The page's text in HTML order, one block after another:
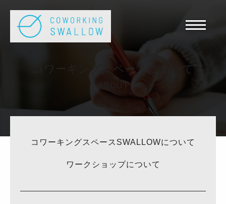
コワーキングスペースについて
ABOUT
コワーキングスペースSWALLOWについて
ワークショップについて